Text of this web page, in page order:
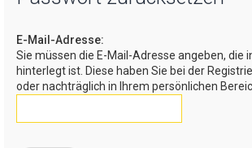
E-Mail-Adresse:
Sie müssen die E-Mail-Adresse angeben, die
hinterlegt ist. Diese haben Sie bei der
oder nachträglich in Ihrem persönlichen